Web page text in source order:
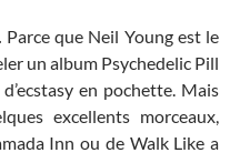
Parce que Neil Young est le
un album Psychedelic Pill
en pochette. Mais
excellents morceaux,
Inn ou de Walk Like a